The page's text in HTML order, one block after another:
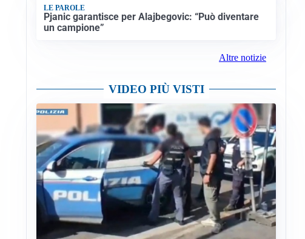
LE PAROLE
Pjanic garantisce per Alajbegovic: “Può diventare
un campione”
Altre notizie
VIDEO PIÙ VISTI